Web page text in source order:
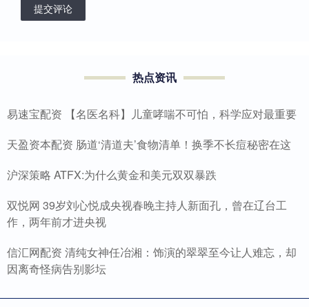
提交评论
热点资讯
易速宝配资 【名医名科】儿童哮喘不可怕，科学应对最重要
天盈资本配资 肠道‘清道夫’食物清单！换季不长痘秘密在这
沪深策略 ATFX:为什么黄金和美元双双暴跌
双悦网 39岁刘心悦成央视春晚主持人新面孔，曾在辽台工
作，两年前才进央视
信汇网配资 清纯女神任冶湘：饰演的翠翠至今让人难忘，却
因离奇怪病告别影坛